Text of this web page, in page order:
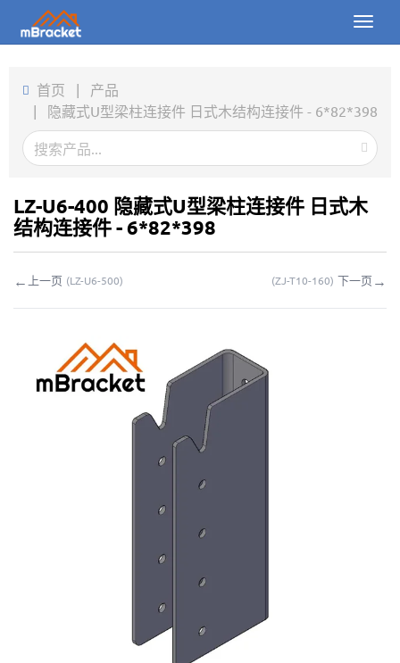
Toggle
产品
新闻
图片
联系我们
在线询价
首页 | 产品
| 隐藏式U型梁柱连接件 日式木结构连接件 - 6*82*398
LZ-U6-400 隐藏式U型梁柱连接件 日式木
结构连接件 - 6*82*398
← 上一页 (LZ-U6-500) (ZJ-T10-160) 下一页 →